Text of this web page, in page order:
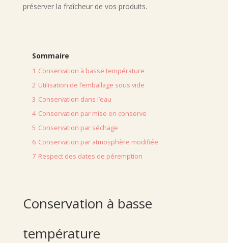
préserver la fraîcheur de vos produits.
Sommaire
1 Conservation à basse température
2 Utilisation de l’emballage sous vide
3 Conservation dans l’eau
4 Conservation par mise en conserve
5 Conservation par séchage
6 Conservation par atmosphère modifiée
7 Respect des dates de péremption
Conservation à basse
température